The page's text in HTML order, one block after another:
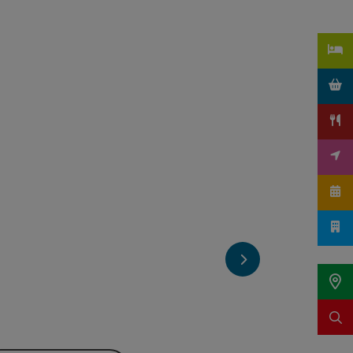
nächstes Element